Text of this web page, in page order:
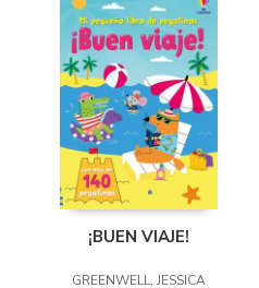
¡BUEN VIAJE!
GREENWELL, JESSICA